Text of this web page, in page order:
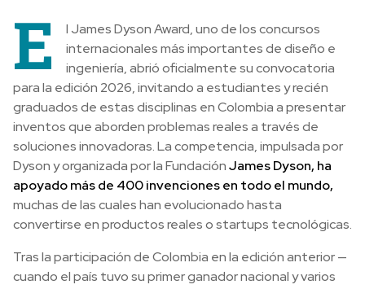
E
l James Dyson Award, uno de los concursos
internacionales más importantes de diseño e
ingeniería, abrió oficialmente su convocatoria
para la edición 2026, invitando a estudiantes y recién
graduados de estas disciplinas en Colombia a presentar
inventos que aborden problemas reales a través de
soluciones innovadoras. La competencia, impulsada por
Dyson y organizada por la FundaciónJames Dyson, ha
apoyado más de 400 invenciones en todo el mundo,
muchas de las cuales han evolucionado hasta
convertirse en productos reales o startups tecnológicas.
Tras la participación de Colombia en la edición anterior —
cuando el país tuvo su primer ganador nacional y varios